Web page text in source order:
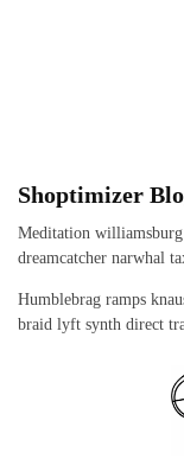
Shoptimizer
Meditation
dreamcatcher narwhal
Humblebrag ramps
braid lyft synth direct